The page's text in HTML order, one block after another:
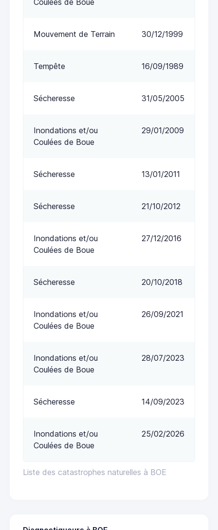
Liste des catastrophes naturelles à BOE
Mouvement de Terrain 30/12/1999
Tempête 16/09/1989
Sécheresse 31/05/2005
Inondations et/ou
Coulées de Boue
29/01/2009
Sécheresse 13/01/2011
Sécheresse 21/10/2012
Inondations et/ou
Coulées de Boue
27/12/2016
Sécheresse 20/10/2018
Inondations et/ou
Coulées de Boue
26/09/2021
Inondations et/ou
Coulées de Boue
28/07/2023
Sécheresse 14/09/2023
Inondations et/ou
Coulées de Boue
25/02/2026